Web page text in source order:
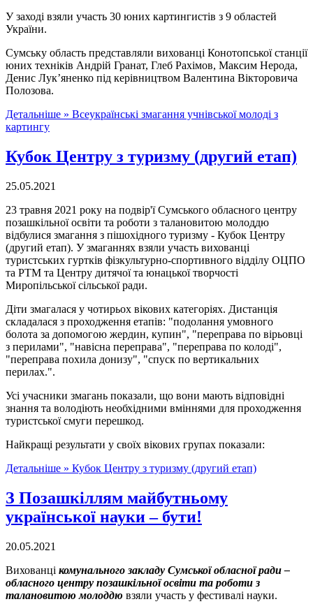
У заході взяли участь 30 юних картингистів з 9 областей
України.
Сумську область представляли вихованці Конотопської станції
юних техніків Андрій Гранат, Глеб Рахімов, Максим Нерода,
Денис Лук’яненко під керівництвом Валентина Вікторовича
Полозова.
Детальніше » Всеукраїнські змагання учнівської молоді з
картингу
Кубок Центру з туризму (другий етап)
25.05.2021
23 травня 2021 року на подвір'ї Сумського обласного центру
позашкільної освіти та роботи з талановитою молоддю
відбулися змагання з пішохідного туризму - Кубок Центру
(другий етап). У змаганнях взяли участь вихованці
туристських гуртків фізкультурно-спортивного відділу ОЦПО
та РТМ та Центру дитячої та юнацької творчості
Миропільської сільської ради.
Діти змагалася у чотирьох вікових категоріях. Дистанція
складалася з проходження етапів: "подолання умовного
болота за допомогою жердин, купин", "переправа по вірьовці
з перилами", "навісна переправа", "переправа по колоді",
"переправа похила донизу", "спуск по вертикальних
перилах.".
Усі учасники змагань показали, що вони мають відповідні
знання та володіють необхідними вміннями для проходження
туристської смуги перешкод.
Найкращі результати у своїх вікових групах показали:
Детальніше » Кубок Центру з туризму (другий етап)
З Позашкіллям майбутньому
української науки – бути!
20.05.2021
Вихованці комунального закладу Сумської обласної ради –
обласного центру позашкільної освіти та роботи з
талановитою молоддю взяли участь у фестивалі науки.